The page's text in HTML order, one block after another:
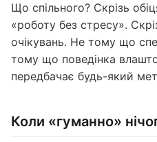
Що спільного? Скрізь
«роботу без стресу».
очікувань. Не тому що
тому що поведінка
передбачає будь-який
Коли «гуманно»